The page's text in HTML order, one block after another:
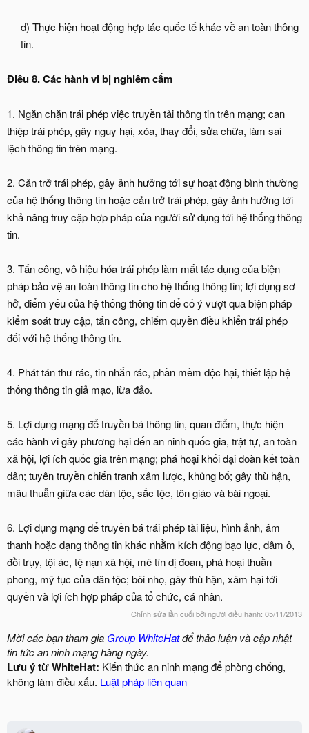
d) Thực hiện hoạt động hợp tác quốc tế khác về an toàn thông
tin.​
Điều 8. Các hành vi bị nghiêm cấm
1. Ngăn chặn trái phép việc truyền tải thông tin trên mạng; can
thiệp trái phép, gây nguy hại, xóa, thay đổi, sửa chữa, làm sai
lệch thông tin trên mạng.
2. Cản trở trái phép, gây ảnh hưởng tới sự hoạt động bình thường
của hệ thống thông tin hoặc cản trở trái phép, gây ảnh hưởng tới
khả năng truy cập hợp pháp của người sử dụng tới hệ thống thông
tin.
3. Tấn công, vô hiệu hóa trái phép làm mất tác dụng của biện
pháp bảo vệ an toàn thông tin cho hệ thống thông tin; lợi dụng sơ
hở, điểm yếu của hệ thống thông tin để cố ý vượt qua biện pháp
kiểm soát truy cập, tấn công, chiếm quyền điều khiển trái phép
đối với hệ thống thông tin.
4. Phát tán thư rác, tin nhắn rác, phần mềm độc hại, thiết lập hệ
thống thông tin giả mạo, lừa đảo.
5. Lợi dụng mạng để truyền bá thông tin, quan điểm, thực hiện
các hành vi gây phương hại đến an ninh quốc gia, trật tự, an toàn
xã hội, lợi ích quốc gia trên mạng; phá hoại khối đại đoàn kết toàn
dân; tuyên truyền chiến tranh xâm lược, khủng bố; gây thù hận,
mâu thuẫn giữa các dân tộc, sắc tộc, tôn giáo và bài ngoại.
6. Lợi dụng mạng để truyền bá trái phép tài liệu, hình ảnh, âm
thanh hoặc dạng thông tin khác nhằm kích động bạo lực, dâm ô,
đồi trụy, tội ác, tệ nạn xã hội, mê tín dị đoan, phá hoại thuần
phong, mỹ tục của dân tộc; bôi nhọ, gây thù hận, xâm hại tới
quyền và lợi ích hợp pháp của tổ chức, cá nhân.
Chỉnh sửa lần cuối bởi người điều hành: 05/11/2013
Mời các bạn tham gia Group WhiteHatđể thảo luận và cập nhật
tin tức an ninh mạng hàng ngày.
Lưu ý từ WhiteHat: Kiến thức an ninh mạng để phòng chống,
không làm điều xấu. Luật pháp liên quan